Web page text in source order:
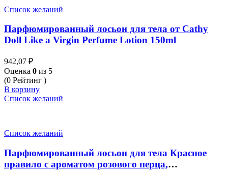
Список желаний
Парфюмированный лосьон для тела от Cathy
Doll Like a Virgin Perfume Lotion 150ml
942,07 ₽
Оценка 0 из 5
(0 Рейтинг )
В корзину
Список желаний
Список желаний
Парфюмированный лосьон для тела Красное
правило с ароматом розового перца,